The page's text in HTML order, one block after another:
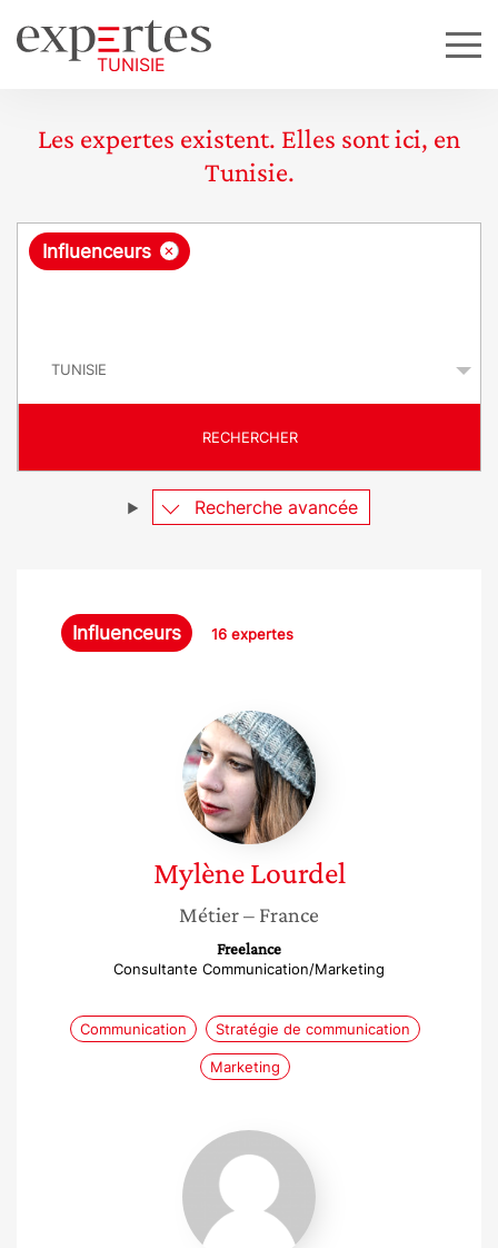
Les expertes existent. Elles sont ici, en
Tunisie.
R
ê
e
×
Influenceurs
RECHERCHER
Recherche avancée
Influenceurs 16 expertes
Mylène
Lourdel
Mylène Lourdel
Métier– France
Freelance
Consultante Communication/Marketing
Communication Stratégie de communication
Marketing
Julie
Jeanniot